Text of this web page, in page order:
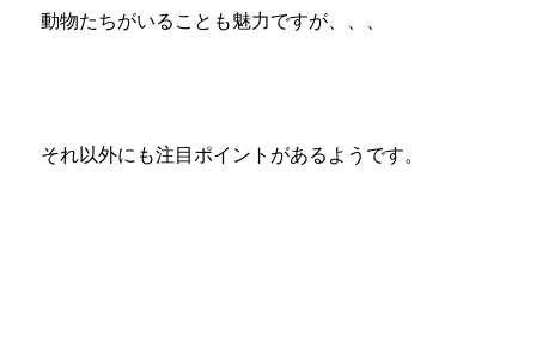
動物たちがいることも魅力ですが、、、
それ以外にも注目ポイントがあるようです。